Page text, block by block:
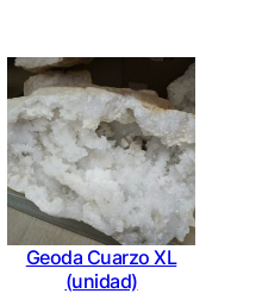
Geoda Cuarzo XL
(unidad)